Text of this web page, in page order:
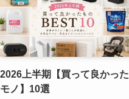
2026上半期【買って良かった
モノ】10選